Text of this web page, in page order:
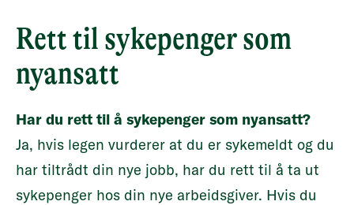
Rett til sykepenger som
nyansatt
Har du rett til å sykepenger som nyansatt?
Ja, hvis legen vurderer at du er sykemeldt og du
har tiltrådt din nye jobb, har du rett til å ta ut
sykepenger hos din nye arbeidsgiver. Hvis du